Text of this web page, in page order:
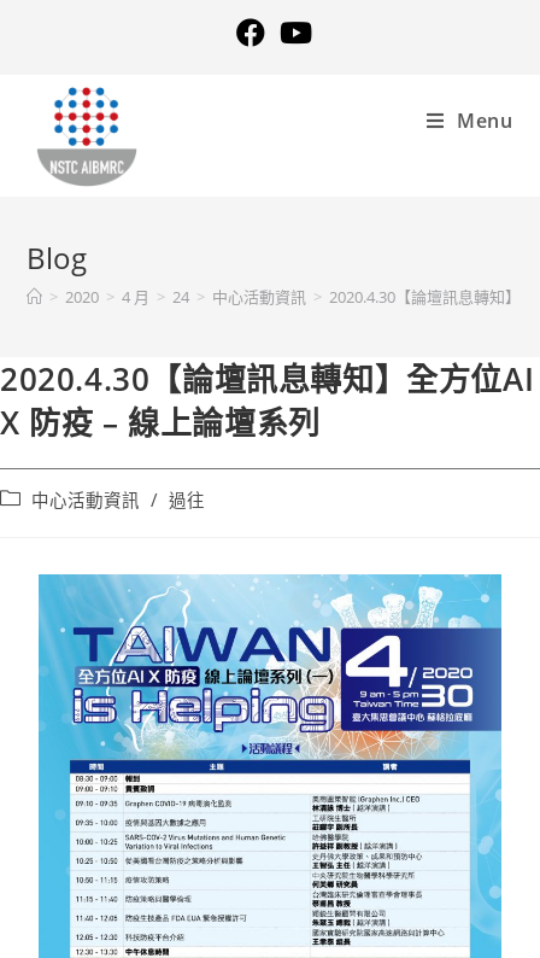
Menu
Blog
> 2020 > 4 月 > 24 > 中心活動資訊 > 2020.4.30【論壇訊息轉知】
2020.4.30【論壇訊息轉知】全方位AI
X 防疫 – 線上論壇系列
中心活動資訊 / 過往